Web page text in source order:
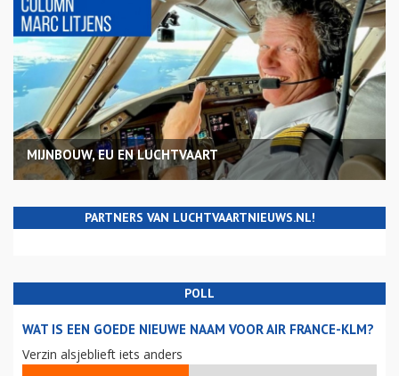
MIJNBOUW, EU EN LUCHTVAART
PARTNERS VAN LUCHTVAARTNIEUWS.NL!
POLL
WAT IS EEN GOEDE NIEUWE NAAM VOOR AIR FRANCE-KLM?
Verzin alsjeblieft iets anders